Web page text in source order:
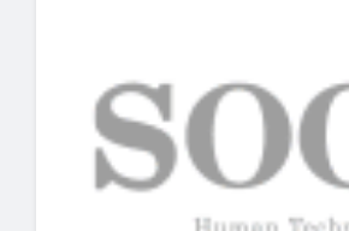
INICIO
EMPRESAS
GUÍA DE COMPRA